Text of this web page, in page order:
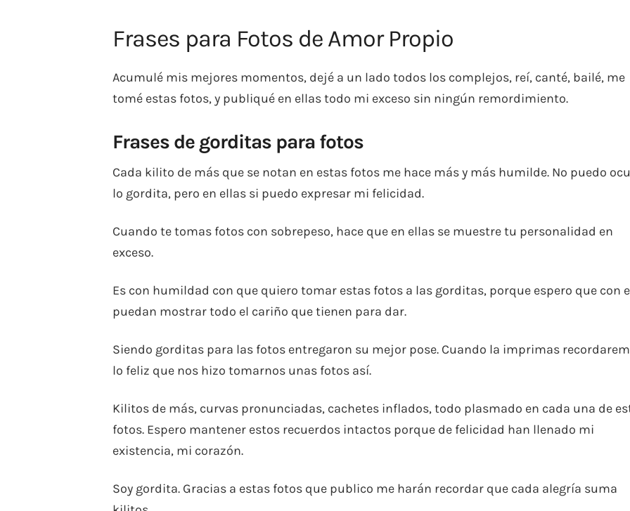
Frases para Fotos de Amor Propio
Acumulé mis mejores momentos, dejé a un lado todos los complejos, reí, canté, bailé, me
tomé estas fotos, y publiqué en ellas todo mi exceso sin ningún remordimiento.
Frases de gorditas para fotos
Cada kilito de más que se notan en estas fotos me hace más y más humilde. No puedo
lo gordita, pero en ellas si puedo expresar mi felicidad.
Cuando te tomas fotos con sobrepeso, hace que en ellas se muestre tu personalidad en
exceso.
Es con humildad con que quiero tomar estas fotos a las gorditas, porque espero que con
puedan mostrar todo el cariño que tienen para dar.
Siendo gorditas para las fotos entregaron su mejor pose. Cuando la imprimas
lo feliz que nos hizo tomarnos unas fotos así.
Kilitos de más, curvas pronunciadas, cachetes inflados, todo plasmado en cada una de
fotos. Espero mantener estos recuerdos intactos porque de felicidad han llenado mi
existencia, mi corazón.
Soy gordita. Gracias a estas fotos que publico me harán recordar que cada alegría suma